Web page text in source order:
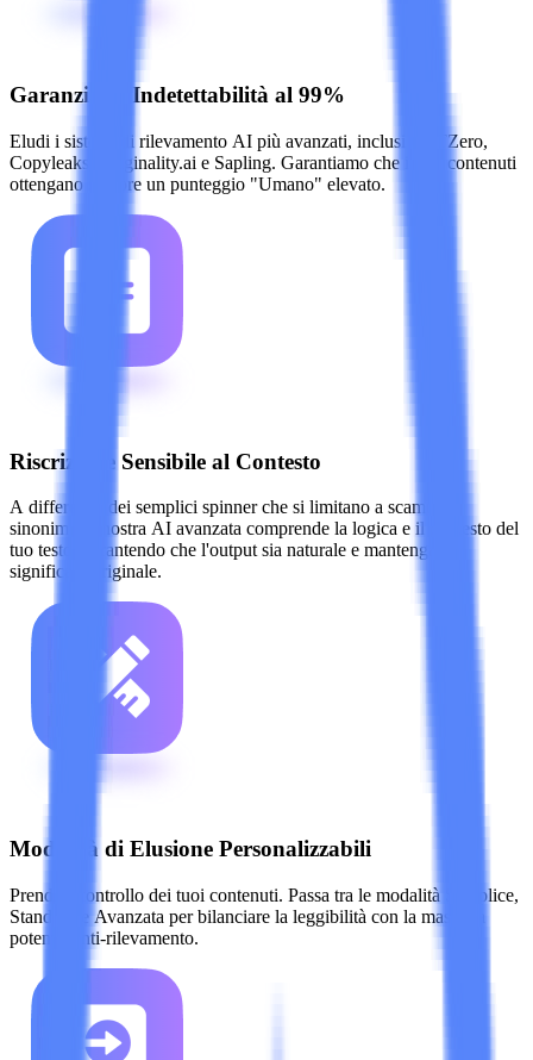
Garanzia di Indetettabilità al 99%
Eludi i sistemi di rilevamento AI più avanzati, inclusi GPTZero,
Copyleaks, Originality.ai e Sapling. Garantiamo che i tuoi contenuti
ottengano sempre un punteggio "Umano" elevato.
Riscrizione Sensibile al Contesto
A differenza dei semplici spinner che si limitano a scambiare
sinonimi, la nostra AI avanzata comprende la logica e il contesto del
tuo testo, garantendo che l'output sia naturale e mantenga il
significato originale.
Modalità di Elusione Personalizzabili
Prendi il controllo dei tuoi contenuti. Passa tra le modalità Semplice,
Standard e Avanzata per bilanciare la leggibilità con la massima
potenza anti-rilevamento.